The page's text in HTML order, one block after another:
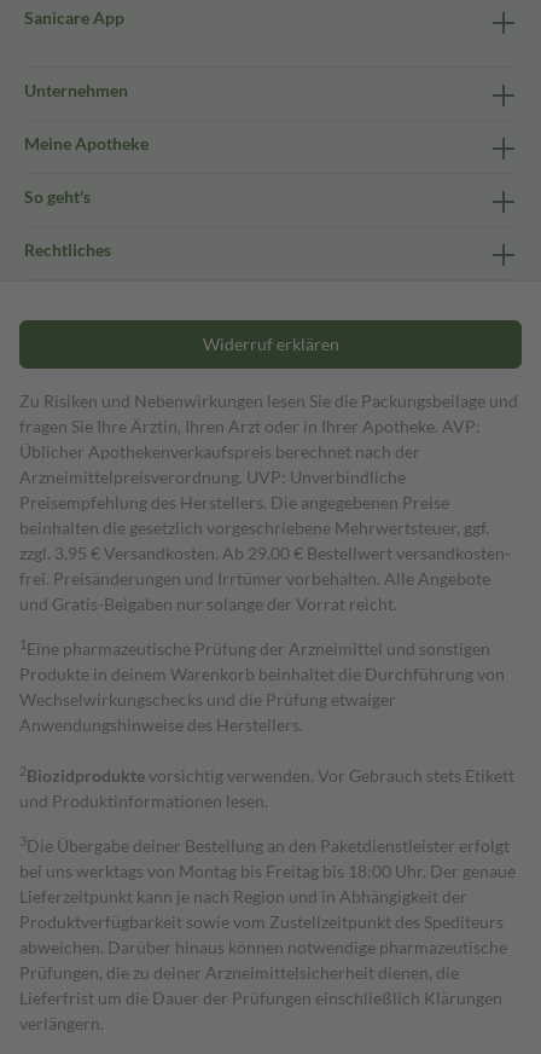
Sanicare App
Unternehmen
Meine Apotheke
So geht's
Rechtliches
Widerruf erklären
Zu Risiken und Nebenwirkungen lesen Sie die Packungsbeilage und
fragen Sie Ihre Ärztin, Ihren Arzt oder in Ihrer Apotheke. AVP:
Üblicher Apothekenverkaufspreis berechnet nach der
Arzneimittelpreisverordnung. UVP: Unverbindliche
Preisempfehlung des Herstellers. Die angegebenen Preise
beinhalten die gesetzlich vorgeschriebene Mehrwertsteuer, ggf.
zzgl. 3,95 € Versandkosten. Ab 29,00 € Bestell­wert versand­kosten­
frei. Preisänderungen und Irrtümer vorbehalten. Alle Angebote
und Gratis-Beigaben nur solange der Vorrat reicht.
1 Eine pharmazeutische Prüfung der Arzneimittel und sonstigen
Produkte in deinem Warenkorb beinhaltet die Durchführung von
Wechselwirkungschecks und die Prüfung etwaiger
Anwendungshinweise des Herstellers.
2Biozidproduktevorsichtig verwenden. Vor Gebrauch stets Etikett
und Produktinformationen lesen.
3Die Übergabe deiner Bestellung an den Paketdienstleister erfolgt
bei uns werktags von Montag bis Freitag bis 18:00 Uhr. Der genaue
Lieferzeitpunkt kann je nach Region und in Abhängigkeit der
Produktverfügbarkeit sowie vom Zustellzeitpunkt des Spediteurs
abweichen. Darüber hinaus können notwendige pharmazeutische
Prüfungen, die zu deiner Arzneimittelsicherheit dienen, die
Lieferfrist um die Dauer der Prüfungen einschließlich Klärungen
verlängern.